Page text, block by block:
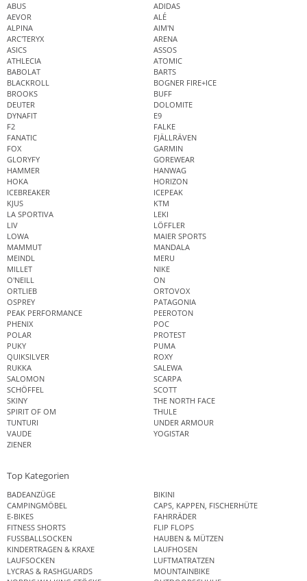
ABUS
ADIDAS
AEVOR
ALÉ
ALPINA
AIM'N
ARC'TERYX
ARENA
ASICS
ASSOS
ATHLECIA
ATOMIC
BABOLAT
BARTS
BLACKROLL
BOGNER FIRE+ICE
BROOKS
BUFF
DEUTER
DOLOMITE
DYNAFIT
E9
F2
FALKE
FANATIC
FJÄLLRÄVEN
FOX
GARMIN
GLORYFY
GOREWEAR
HAMMER
HANWAG
HOKA
HORIZON
ICEBREAKER
ICEPEAK
KJUS
KTM
LA SPORTIVA
LEKI
LIV
LÖFFLER
LOWA
MAIER SPORTS
MAMMUT
MANDALA
MEINDL
MERU
MILLET
NIKE
O'NEILL
ON
ORTLIEB
ORTOVOX
OSPREY
PATAGONIA
PEAK PERFORMANCE
PEEROTON
PHENIX
POC
POLAR
PROTEST
PUKY
PUMA
QUIKSILVER
ROXY
RUKKA
SALEWA
SALOMON
SCARPA
SCHÖFFEL
SCOTT
SKINY
THE NORTH FACE
SPIRIT OF OM
THULE
TUNTURI
UNDER ARMOUR
VAUDE
YOGISTAR
ZIENER
Top Kategorien
BADEANZÜGE
BIKINI
CAMPINGMÖBEL
CAPS, KAPPEN, FISCHERHÜTE
E-BIKES
FAHRRÄDER
FITNESS SHORTS
FLIP FLOPS
FUSSBALLSOCKEN
HAUBEN & MÜTZEN
KINDERTRAGEN & KRAXE
LAUFHOSEN
LAUFSOCKEN
LUFTMATRATZEN
LYCRAS & RASHGUARDS
MOUNTAINBIKE